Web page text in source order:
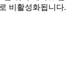
비활성화됩니다.